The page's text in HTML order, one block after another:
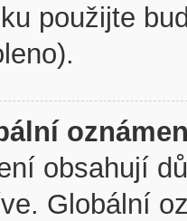
použijte
obsahují
Globální